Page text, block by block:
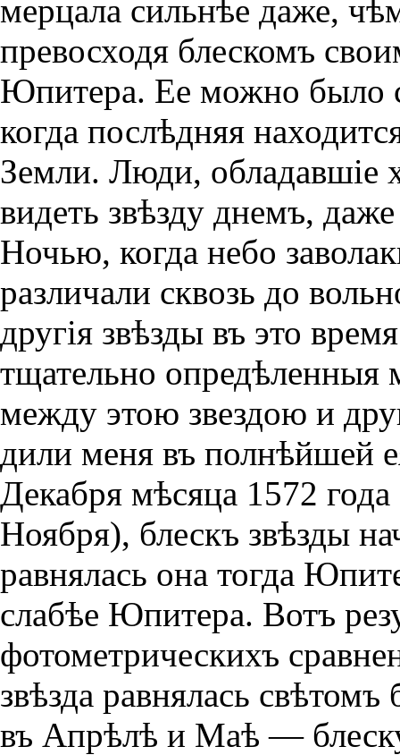
мерцала сильнѣе даже,
превосходя блескомъ
Юпитера. Ее можно было
когда послѣдняя
Земли. Люди, обладавшiе
видеть звѣзду днемъ,
Ночью, когда небо
различали сквозь до
другiя звѣзды въ это
тщательно
между этою звездою и
дили меня въ полнѣйшей
Декабря мѣсяца 1572 года
Ноября), блескъ звѣзды
равнялась она тогда
слабѣе Юпитера. Вотъ
фотометрическихъ
звѣзда равнялась
въ Апрѣлѣ и Маѣ —